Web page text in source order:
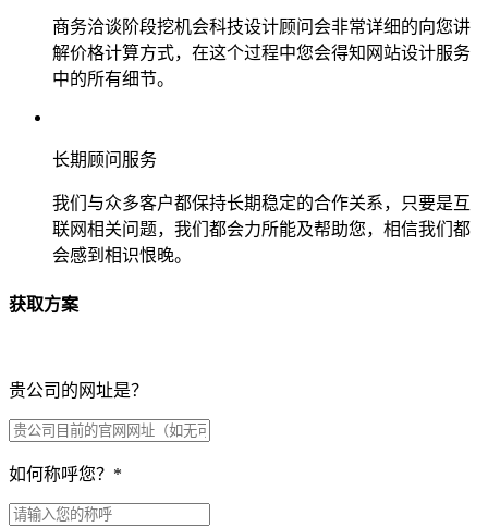
商务洽谈阶段挖机会科技设计顾问会非常详细的向您讲
解价格计算方式，在这个过程中您会得知网站设计服务
中的所有细节。
长期顾问服务
我们与众多客户都保持长期稳定的合作关系，只要是互
联网相关问题，我们都会力所能及帮助您，相信我们都
会感到相识恨晚。
获取方案
贵公司的网址是？
如何称呼您？ *